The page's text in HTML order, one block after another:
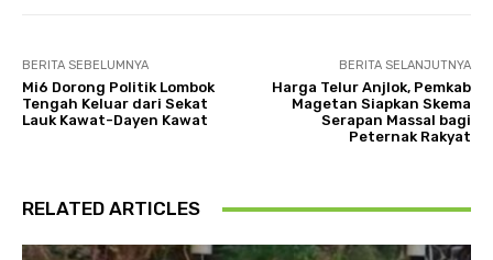
BERITA SEBELUMNYA
Mi6 Dorong Politik Lombok
Tengah Keluar dari Sekat
Lauk Kawat-Dayen Kawat
BERITA SELANJUTNYA
Harga Telur Anjlok, Pemkab
Magetan Siapkan Skema
Serapan Massal bagi
Peternak Rakyat
RELATED ARTICLES